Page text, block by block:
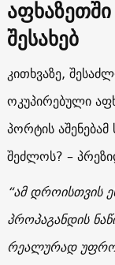
შესახებ
კითხვაზე,
ოკუპირებული
პორტის
შეძლოს? –
“ამ დროისთვის
პროპაგანდის
რეალურად